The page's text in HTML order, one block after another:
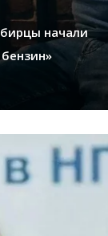
начали